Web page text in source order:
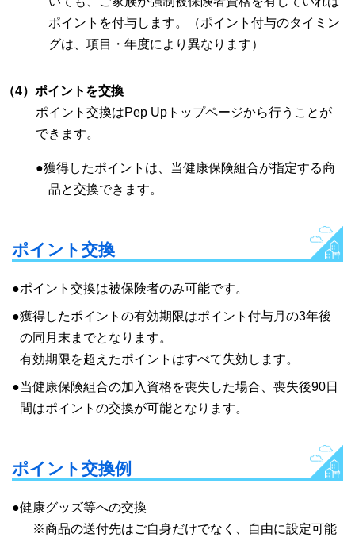
ポイントを付与します。（ポイント付与のタイミン
グは、項目・年度により異なります）
（4）ポイントを交換
ポイント交換はPep Upトップページから行うことが
できます。
●獲得したポイントは、当健康保険組合が指定する商
品と交換できます。
ポイント交換
●ポイント交換は被保険者のみ可能です。
●獲得したポイントの有効期限はポイント付与月の3年後
の同月末までとなります。
有効期限を超えたポイントはすべて失効します。
●当健康保険組合の加入資格を喪失した場合、喪失後90日
間はポイントの交換が可能となります。
ポイント交換例
●健康グッズ等への交換
※商品の送付先はご自身だけでなく、自由に設定可能